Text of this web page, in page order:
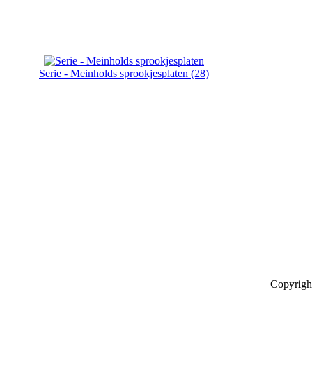
Serie - Meinholds sprookjesplaten (28)